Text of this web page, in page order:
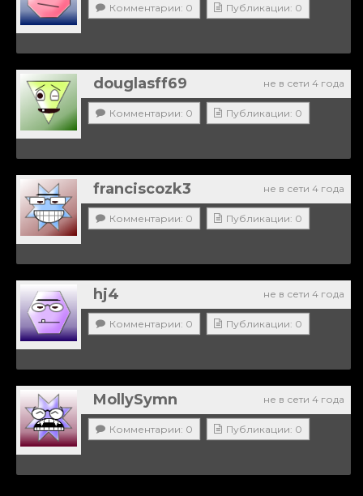
Комментарии: 0 Публикации: 0
не в сети 4 года
douglasff69
Комментарии: 0 Публикации: 0
не в сети 4 года
franciscozk3
Комментарии: 0 Публикации: 0
не в сети 4 года
hj4
Комментарии: 0 Публикации: 0
не в сети 4 года
MollySymn
Комментарии: 0 Публикации: 0